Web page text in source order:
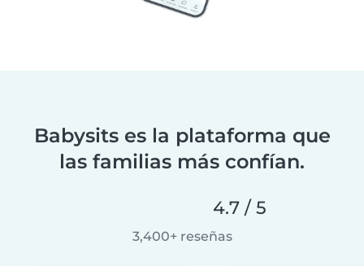
Babysits es la plataforma que
las familias más confían.
4.7 / 5
3,400+ reseñas